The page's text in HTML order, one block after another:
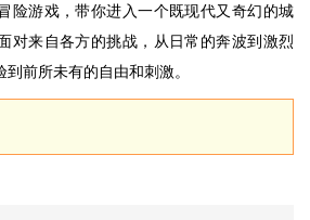
险游戏，带你进入一个既现代又奇幻的城
对来自各方的挑战，从日常的奔波到激烈
前所未有的自由和刺激。